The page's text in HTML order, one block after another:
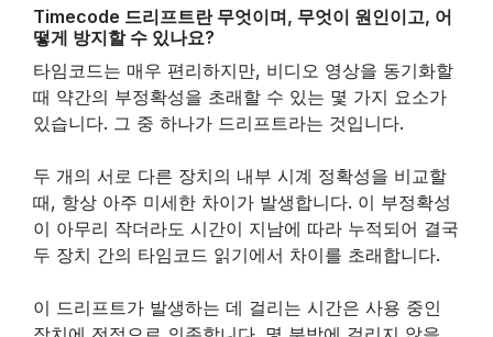
Timecode 드리프트란 무엇이며, 무엇이 원인이고, 어
떻게 방지할 수 있나요?
타임코드는 매우 편리하지만, 비디오 영상을 동기화할
때 약간의 부정확성을 초래할 수 있는 몇 가지 요소가
있습니다. 그 중 하나가 드리프트라는 것입니다.
두 개의 서로 다른 장치의 내부 시계 정확성을 비교할
때, 항상 아주 미세한 차이가 발생합니다. 이 부정확성
이 아무리 작더라도 시간이 지남에 따라 누적되어 결국
두 장치 간의 타임코드 읽기에서 차이를 초래합니다.
이 드리프트가 발생하는 데 걸리는 시간은 사용 중인